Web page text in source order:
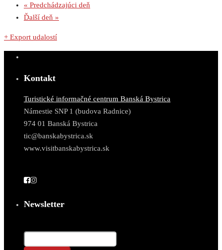
« Predchádzajúci deň
Ďalší deň »
+ Export udalostí
Kontakt
Turistické informačné centrum Banská Bystrica
Námestie SNP 1 (budova Radnice)
974 01 Banská Bystrica
tic@banskabystrica.sk
www.visitbanskabystrica.sk
Newsletter